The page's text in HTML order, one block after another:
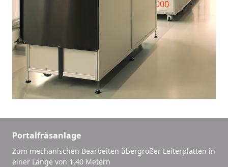
Portalfräsanlage
Zum mechanischen Bearbeiten übergroßer Leiterplatten in
einer Länge von 1,40 Metern